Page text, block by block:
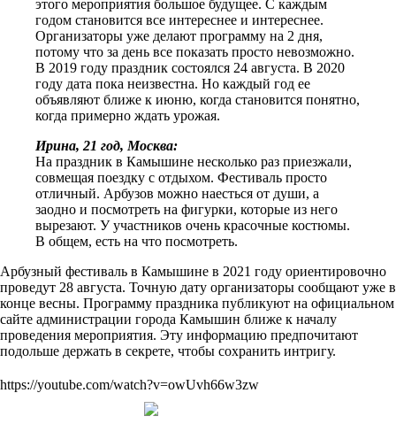
этого мероприятия большое будущее. С каждым
годом становится все интереснее и интереснее.
Организаторы уже делают программу на 2 дня,
потому что за день все показать просто невозможно.
В 2019 году праздник состоялся 24 августа. В 2020
году дата пока неизвестна. Но каждый год ее
объявляют ближе к июню, когда становится понятно,
когда примерно ждать урожая.
Ирина, 21 год, Москва:
На праздник в Камышине несколько раз приезжали,
совмещая поездку с отдыхом. Фестиваль просто
отличный. Арбузов можно наесться от души, а
заодно и посмотреть на фигурки, которые из него
вырезают. У участников очень красочные костюмы.
В общем, есть на что посмотреть.
Арбузный фестиваль в Камышине в 2021 году ориентировочно
проведут 28 августа. Точную дату организаторы сообщают уже в
конце весны. Программу праздника публикуют на официальном
сайте администрации города Камышин ближе к началу
проведения мероприятия. Эту информацию предпочитают
подольше держать в секрете, чтобы сохранить интригу.
https://youtube.com/watch?v=owUvh66w3zw